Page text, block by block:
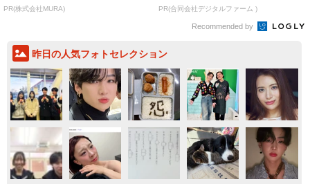
PR(株式会社MURA) PR(合同会社デジタルファーム )
Recommended by
昨日の人気フォトセレクション